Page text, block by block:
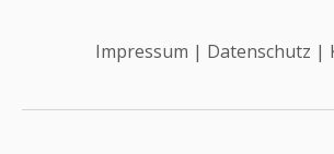
Impressum | Datenschutz |